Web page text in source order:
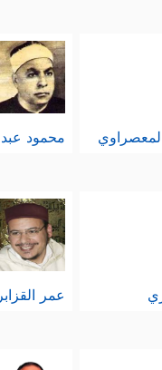
محمود
عمر